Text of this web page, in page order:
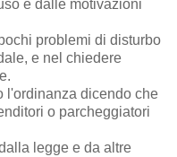
e dalle motivazioni
problemi di disturbo
e nel chiedere
l'ordinanza dicendo che
o parcheggiatori
legge e da altre